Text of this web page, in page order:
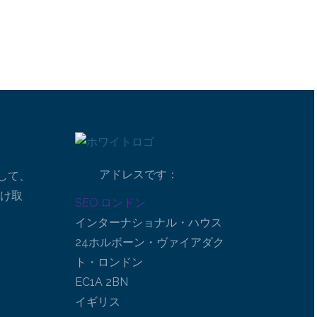
、
取
アドレスです：
SEO.ロンドン
インターナショナル・ハウス
24ホルボーン・ヴァイアダク
ト・ロンドン
EC1A 2BN
イギリス